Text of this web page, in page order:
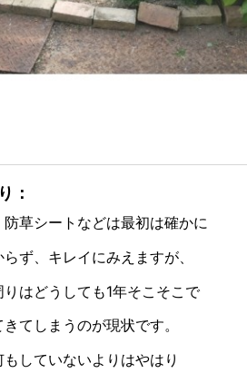
：
防草シートなどは最初は確かに
ず、キレイにみえますが、
はどうしても1年そこそこで
てしまうのが現状です。
していないよりはやはり